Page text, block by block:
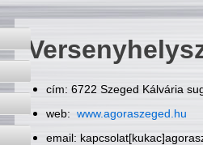
cím: 6722 Szeged Kálvária
web: www.agoraszeged.hu
email: